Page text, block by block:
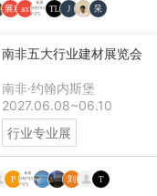
南非五大行业建材展览会
南非·约翰内斯堡
2027.06.08~06.10
行业专业展